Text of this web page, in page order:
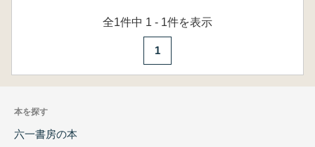
全1件中 1 - 1件を表示
1
本を探す
六一書房の本